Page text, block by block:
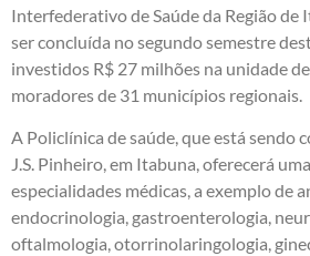
Interfederativo de Saúde da Região de
ser concluída no segundo semestre
investidos R$ 27 milhões na unidade
moradores de 31 municípios regionais.
A Policlínica de saúde, que está sendo
J.S. Pinheiro, em Itabuna, oferecerá
especialidades médicas, a exemplo de
endocrinologia, gastroenterologia,
oftalmologia, otorrinolaringologia,